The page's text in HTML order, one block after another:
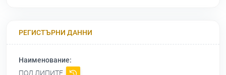
РЕГИСТЪРНИ ДАННИ
Наименование:
ПОД ЛИПИТЕ